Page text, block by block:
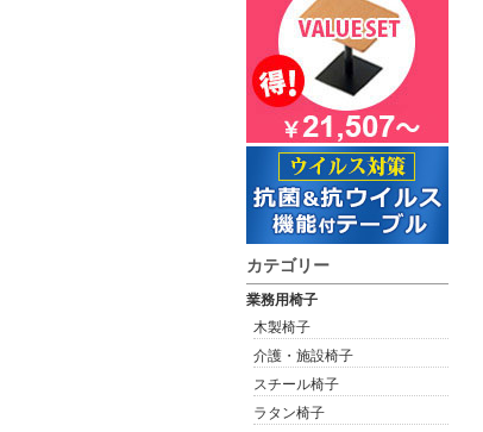
カテゴリー
業務用椅子
木製椅子
介護・施設椅子
スチール椅子
ラタン椅子